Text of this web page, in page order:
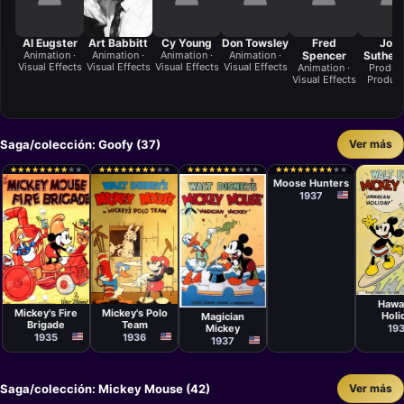
Al Eugster
Animation ·
Visual Effects
Art Babbitt
Animation ·
Visual Effects
Cy Young
Animation ·
Visual Effects
Don Towsley
Animation ·
Visual Effects
Fred
Spencer
Animation ·
Visual Effects
John
Saga/colección: Goofy (37) Ver más
★
★★
★★
★★
★★
★★
★★
★★
★★
★ ★
★
Cortometraje
Ben
Sharpsteen
Mickey's Fire
Brigade
1935
★
★★
★★
★★
★★
★★
★★
★★
★★
★ ★
★
Cortometraje
David Hand
Mickey's Polo
Team
1936
★
★★
★★
★★
★★
★★
★★
★★
★ ★
★ ★
★
Cortometraje
David Hand
Magician
Mickey
1937
★
★★
★★
★★
★★
★★
★★
★★
★★
★ ★
★
Cortometraje
Ben
Sharpsteen
Moose Hunters
1937
Ben
Saga/colección: Mickey Mouse (42) Ver más